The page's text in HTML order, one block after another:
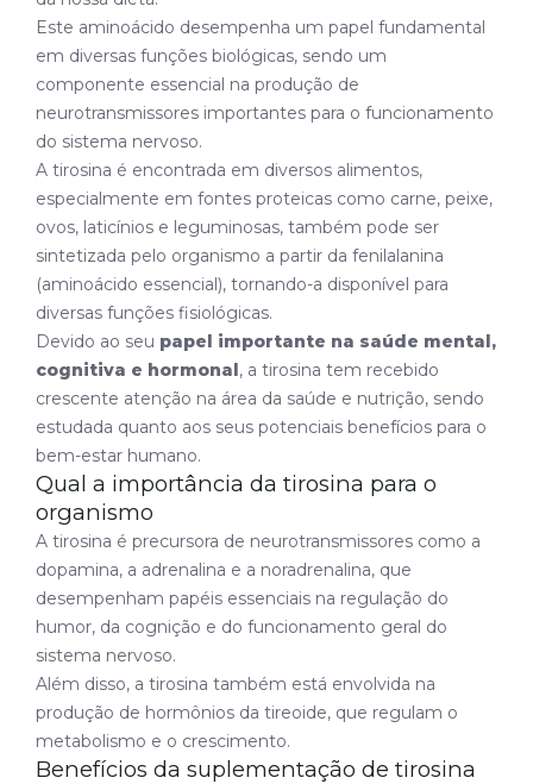
Este aminoácido desempenha um papel fundamental
em diversas funções biológicas, sendo um
componente essencial na produção de
neurotransmissores importantes para o funcionamento
do sistema nervoso.
A tirosina é encontrada em diversos alimentos,
especialmente em fontes proteicas como carne, peixe,
ovos, laticínios e leguminosas, também pode ser
sintetizada pelo organismo a partir da fenilalanina
(aminoácido essencial), tornando-a disponível para
diversas funções fisiológicas.
Devido ao seu papel importante na saúde mental,
cognitiva e hormonal, a tirosina tem recebido
crescente atenção na área da saúde e nutrição, sendo
estudada quanto aos seus potenciais benefícios para o
bem-estar humano.
Qual a importância da tirosina para o
organismo
A tirosina é precursora de neurotransmissores como a
dopamina, a adrenalina e a noradrenalina, que
desempenham papéis essenciais na regulação do
humor, da cognição e do funcionamento geral do
sistema nervoso.
Além disso, a tirosina também está envolvida na
produção de hormônios da tireoide, que regulam o
metabolismo e o crescimento.
Benefícios da suplementação de tirosina